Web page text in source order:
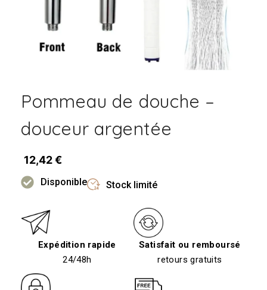
Pommeau de douche –
douceur argentée
12,42€
Disponible Stock limité
Expédition rapide
24/48h
Satisfait ou remboursé
retours gratuits